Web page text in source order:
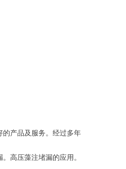
的产品及服务。经过多年
高压藻注堵漏的应用。